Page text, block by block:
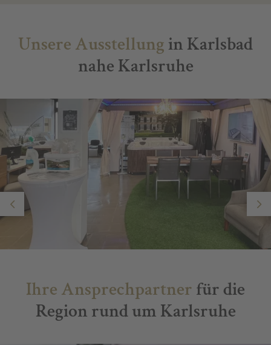
Unsere Ausstellung in Karlsbad
nahe Karlsruhe
Prev
Ihre Ansprechpartner für die
Region rund um Karlsruhe